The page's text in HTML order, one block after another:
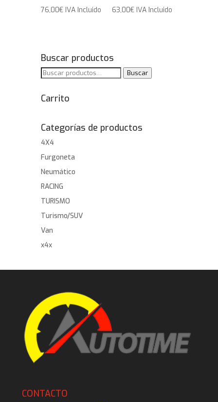
76,00€ IVA Incluido 63,00€ IVA Incluido
Buscar productos
Buscar
Buscar
Carrito
Categorías de productos
4X4
Furgoneta
Neumático
RACING
TURISMO
Turismo/SUV
Van
x4x
CONTACTO